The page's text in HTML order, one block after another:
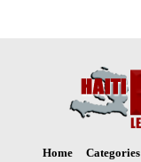
Home Categories